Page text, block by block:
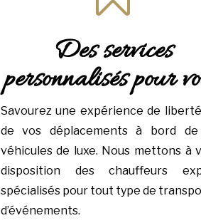
Des services
personnalisés pour
Savourez une expérience de
de vos déplacements à bord
véhicules de luxe. Nous mettons à
disposition des chauffeurs
spécialisés pour tout type de
d’événements.